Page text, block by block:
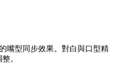
嘴型同步效果。對白與口型精
。